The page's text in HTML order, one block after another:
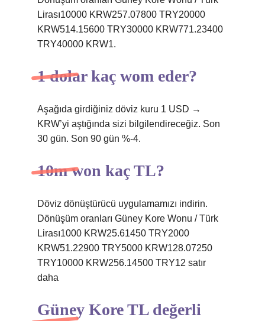
Lirası10000 KRW257.07800 TRY20000
KRW514.15600 TRY30000 KRW771.23400
TRY40000 KRW1.
1 dolar kaç wom eder?
Aşağıda girdiğiniz döviz kuru 1 USD →
KRW’yi aştığında sizi bilgilendireceğiz. Son
30 gün. Son 90 gün %-4.
10m won kaç TL?
Döviz dönüştürücü uygulamamızı indirin.
Dönüşüm oranları Güney Kore Wonu / Türk
Lirası1000 KRW25.61450 TRY2000
KRW51.22900 TRY5000 KRW128.07250
TRY10000 KRW256.14500 TRY12 satır
daha
Güney Kore TL değerli